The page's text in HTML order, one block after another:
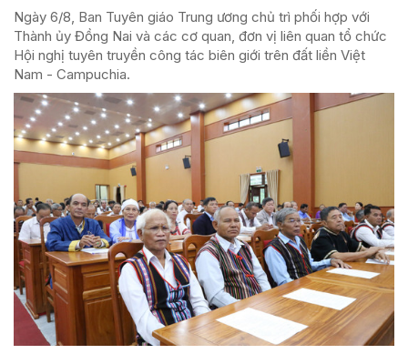
Ngày 6/8, Ban Tuyên giáo Trung ương chủ trì phối hợp với
Thành ủy Đồng Nai và các cơ quan, đơn vị liên quan tổ chức
Hội nghị tuyên truyền công tác biên giới trên đất liền Việt
Nam - Campuchia.